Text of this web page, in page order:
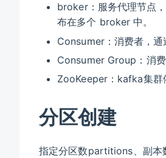
broker：服务代理节点
布在多个 broker 中。
Consumer：消费者，通
Consumer Group：消
ZooKeeper：kafka集群
分区创建
指定分区数partitions、副